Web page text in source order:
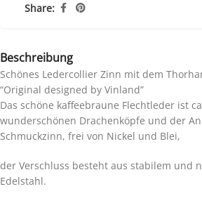
Share:
Beschreibung
Schönes Ledercollier Zinn mit dem
“Original designed by Vinland”
Das schöne kaffeebraune Flechtleder ist
wunderschönen Drachenköpfe und der
Schmuckzinn, frei von Nickel und Blei,
der Verschluss besteht aus stabilem und
Edelstahl.